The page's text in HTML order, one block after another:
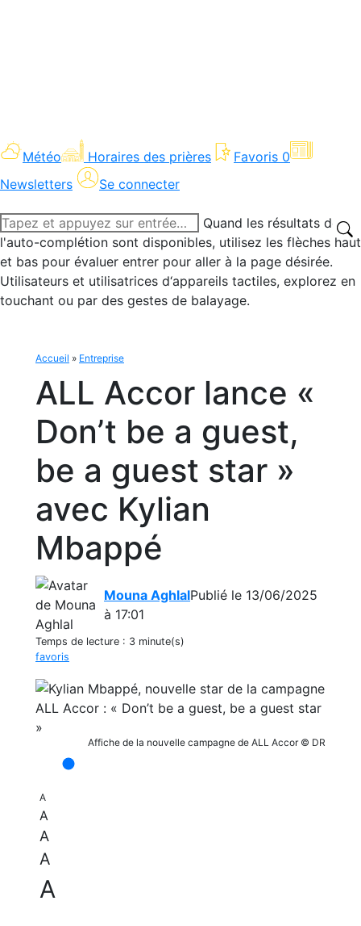
Météo Horaires des prières Favoris 0
Newsletters
Se connecter
Recherche
:
Quand les résultats de
l'auto-complétion sont disponibles, utilisez les flèches haut
et bas pour évaluer entrer pour aller à la page désirée.
Utilisateurs et utilisatrices d‘appareils tactiles, explorez en
touchant ou par des gestes de balayage.
Accueil » Entreprise
ALL Accor lance «
Don’t be a guest,
be a guest star »
avec Kylian
Mbappé
Mouna AghlalPublié le 13/06/2025
à 17:01
Temps de lecture : 3 minute(s)
favoris
Affiche de la nouvelle campagne de ALL Accor © DR
A
A
A
A
A